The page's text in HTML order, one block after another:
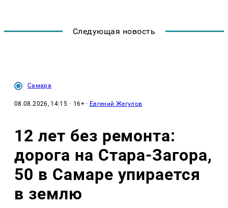
Следующая новость
Самара
08.08.2026, 14:15 · 16+ · Евгений Жегулов
12 лет без ремонта:
дорога на Стара-Загора,
50 в Самаре упирается
в землю